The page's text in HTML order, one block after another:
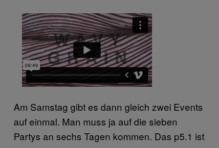
Am Samstag gibt es dann gleich zwei Events
auf einmal. Man muss ja auf die sieben
Partys an sechs Tagen kommen. Das p5.1 ist